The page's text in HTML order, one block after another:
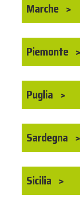
Marche
Piemonte
Puglia
Sardegna
Sicilia